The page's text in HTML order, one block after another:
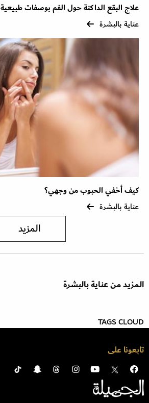
علاج البقع الداكنة حول الفم بوصفات طبيعية 100%
عناية بالبشرة
كيف أخفي الحبوب من وجهي؟
عناية بالبشرة
المزيد
المزيد من عناية بالبشرة
TAGS CLOUD
تابعونا على